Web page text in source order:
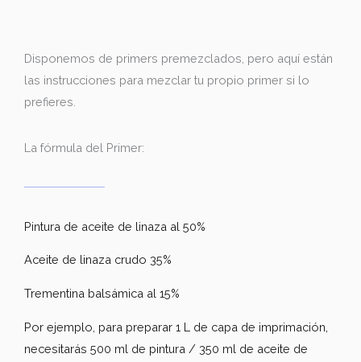
Disponemos de primers premezclados, pero aquí están
las instrucciones para mezclar tu propio primer si lo
prefieres.
La fórmula del Primer:
Pintura de aceite de linaza al 50%
Aceite de linaza crudo 35%
Trementina balsámica al 15%
Por ejemplo, para preparar 1 L de capa de imprimación,
necesitarás 500 ml de pintura / 350 ml de aceite de